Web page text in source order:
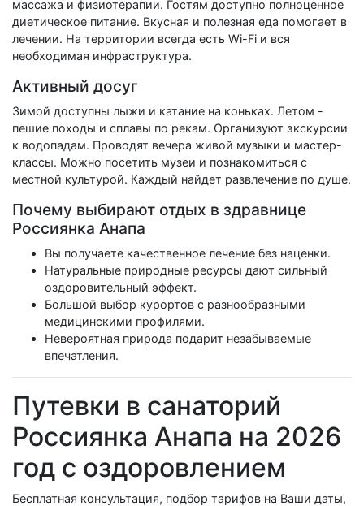
массажа и физиотерапии. Гостям доступно полноценное
диетическое питание. Вкусная и полезная еда помогает в
лечении. На территории всегда есть Wi-Fi и вся
необходимая инфраструктура.
Активный досуг
Зимой доступны лыжи и катание на коньках. Летом -
пешие походы и сплавы по рекам. Организуют экскурсии
к водопадам. Проводят вечера живой музыки и мастер-
классы. Можно посетить музеи и познакомиться с
местной культурой. Каждый найдет развлечение по душе.
Почему выбирают отдых в здравнице
Россиянка Анапа
Вы получаете качественное лечение без наценки.
Натуральные природные ресурсы дают сильный
оздоровительный эффект.
Большой выбор курортов с разнообразными
медицинскими профилями.
Невероятная природа подарит незабываемые
впечатления.
Путевки в санаторий
Россиянка Анапа на 2026
год с оздоровлением
Бесплатная консультация, подбор тарифов на Ваши даты,